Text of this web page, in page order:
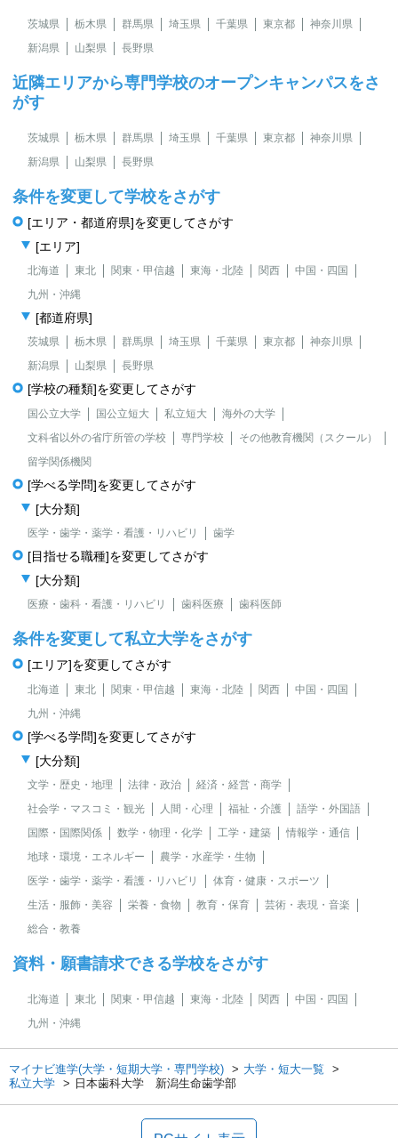
茨城県 栃木県 群馬県 埼玉県 千葉県 東京都
神奈川県
新潟県
山梨県 長野県
近隣エリアから専門学校のオープンキャンパスをさ
がす
茨城県 栃木県 群馬県 埼玉県 千葉県 東京都
神奈川県
新潟県
山梨県 長野県
条件を変更して学校をさがす
[エリア・都道府県]を変更してさがす
[エリア]
北海道 東北 関東・甲信越 東海・北陸 関西
中国・四国
九州・沖縄
[都道府県]
茨城県 栃木県 群馬県 埼玉県 千葉県 東京都
神奈川県
新潟県
山梨県 長野県
[学校の種類]を変更してさがす
国公立大学 国公立短大 私立短大
海外の大学
文科省以外の省庁所管の学校
専門学校
その他教育機関（スクール）
留学関係機関
[学べる学問]を変更してさがす
[大分類]
医学・歯学・薬学・看護・リハビリ 歯学
[目指せる職種]を変更してさがす
[大分類]
医療・歯科・看護・リハビリ 歯科医療 歯科医師
条件を変更して私立大学をさがす
[エリア]を変更してさがす
北海道 東北 関東・甲信越 東海・北陸 関西
中国・四国
九州・沖縄
[学べる学問]を変更してさがす
[大分類]
文学・歴史・地理 法律・政治
経済・経営・商学
社会学・マスコミ・観光
人間・心理 福祉・介護
語学・外国語
国際・国際関係
数学・物理・化学 工学・建築
情報学・通信
地球・環境・エネルギー
農学・水産学・生物
医学・歯学・薬学・看護・リハビリ
体育・健康・スポーツ
生活・服飾・美容
栄養・食物 教育・保育
芸術・表現・音楽
総合・教養
資料・願書請求できる学校をさがす
北海道 東北 関東・甲信越 東海・北陸 関西
中国・四国
九州・沖縄
マイナビ進学(大学・短期大学・専門学校)
大学・短大一覧
私立大学
日本歯科大学 新潟生命歯学部